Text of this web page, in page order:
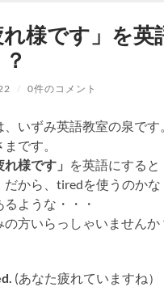
れ様です」を
/ 0件のコメント
、いずみ英語教室の泉で
です。
れ様です」 を英語にすると
だから、tiredを使うのかな
ような・・・
の方いらっしゃいませんか
(あなた疲れていますね）